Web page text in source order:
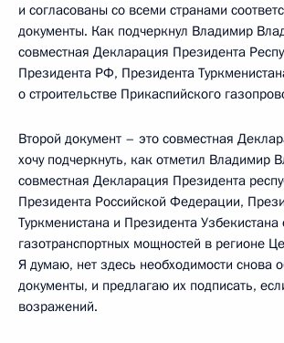
и согласованы со всеми странами
документы. Как подчеркнул Владимир
совместная Декларация Президента
Президента РФ, Президента
о строительстве Прикаспийского
Второй документ – это совместная
хочу подчеркнуть, как отметил Владимир
совместная Декларация Президента
Президента Российской Федерации,
Туркменистана и Президента Узбекистана
газотранспортных мощностей в регионе
Я думаю, нет здесь необходимости снова
документы, и предлагаю их подписать,
возражений.